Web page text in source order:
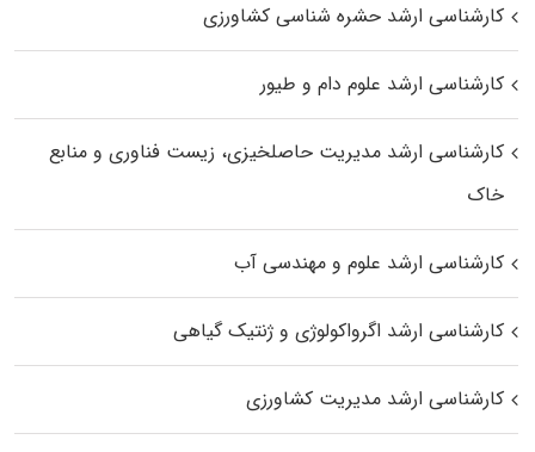
کارشناسی ارشد حشره‌ شناسی کشاورزی
کارشناسی ارشد علوم دام و طیور
کارشناسی ارشد مدیریت حاصلخیزی، زیست فناوری و منابع
خاک
کارشناسی ارشد علوم و مهندسی آب
کارشناسی ارشد اگرواکولوژی و ژنتیک گیاهی
کارشناسی ارشد مدیریت کشاورزی